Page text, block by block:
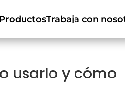
Trabaja con
usarlo y cómo